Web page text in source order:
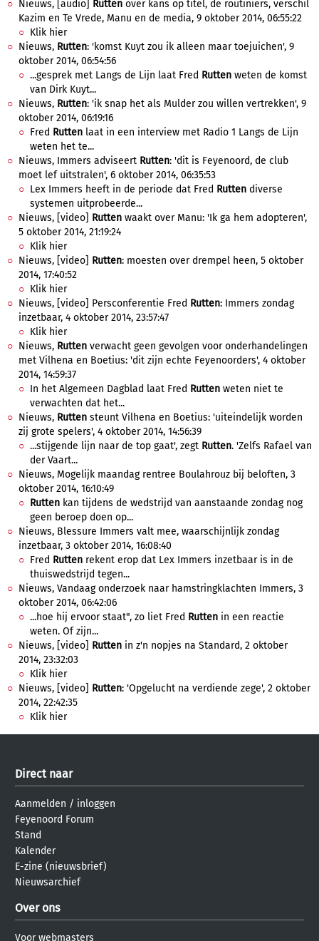
Nieuws, [audio] Rutten over kans op titel, de routiniers, verschil
Kazim en Te Vrede, Manu en de media, 9 oktober 2014, 06:55:22
Klik hier
Nieuws, Rutten: 'komst Kuyt zou ik alleen maar toejuichen', 9
oktober 2014, 06:54:56
...gesprek met Langs de Lijn laat Fred Rutten weten de komst
van Dirk Kuyt...
Nieuws, Rutten: 'ik snap het als Mulder zou willen vertrekken', 9
oktober 2014, 06:19:16
Fred Rutten laat in een interview met Radio 1 Langs de Lijn
weten het te...
Nieuws, Immers adviseert Rutten: 'dit is Feyenoord, de club
moet lef uitstralen', 6 oktober 2014, 06:35:53
Lex Immers heeft in de periode dat Fred Rutten diverse
systemen uitprobeerde...
Nieuws, [video] Rutten waakt over Manu: 'Ik ga hem adopteren',
5 oktober 2014, 21:19:24
Klik hier
Nieuws, [video] Rutten: moesten over drempel heen, 5 oktober
2014, 17:40:52
Klik hier
Nieuws, [video] Persconferentie Fred Rutten: Immers zondag
inzetbaar, 4 oktober 2014, 23:57:47
Klik hier
Nieuws, Rutten verwacht geen gevolgen voor onderhandelingen
met Vilhena en Boetius: 'dit zijn echte Feyenoorders', 4 oktober
2014, 14:59:37
In het Algemeen Dagblad laat Fred Rutten weten niet te
verwachten dat het...
Nieuws, Rutten steunt Vilhena en Boetius: 'uiteindelijk worden
zij grote spelers', 4 oktober 2014, 14:56:39
...stijgende lijn naar de top gaat', zegt Rutten. 'Zelfs Rafael van
der Vaart...
Nieuws, Mogelijk maandag rentree Boulahrouz bij beloften, 3
oktober 2014, 16:10:49
Rutten kan tijdens de wedstrijd van aanstaande zondag nog
geen beroep doen op...
Nieuws, Blessure Immers valt mee, waarschijnlijk zondag
inzetbaar, 3 oktober 2014, 16:08:40
Fred Rutten rekent erop dat Lex Immers inzetbaar is in de
thuiswedstrijd tegen...
Nieuws, Vandaag onderzoek naar hamstringklachten Immers, 3
oktober 2014, 06:42:06
...hoe hij ervoor staat", zo liet Fred Rutten in een reactie
weten. Of zijn...
Nieuws, [video] Rutten in z'n nopjes na Standard, 2 oktober
2014, 23:32:03
Klik hier
Nieuws, [video] Rutten: 'Opgelucht na verdiende zege', 2 oktober
2014, 22:42:35
Klik hier
Direct naar
Aanmelden / inloggen
Feyenoord Forum
Stand
Kalender
E-zine (nieuwsbrief)
Nieuwsarchief
Over ons
Voor webmasters